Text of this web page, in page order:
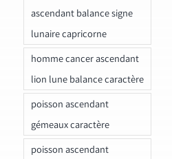
ascendant balance signe
lunaire capricorne
homme cancer ascendant
lion lune balance caractère
poisson ascendant
gémeaux caractère
poisson ascendant